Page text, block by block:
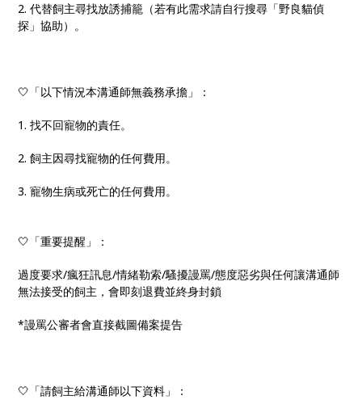
2. 代替飼主尋找放誘捕籠（若有此需求請自行搜尋「野良貓偵
探」協助）。
🤍「以下情況本溝通師無義務承擔」：
1. 找不回寵物的責任。
2. 飼主因尋找寵物的任何費用。
3. 寵物生病或死亡的任何費用。
🤍「重要提醒」：
過度要求/瘋狂訊息/情緒勒索/騷擾謾罵/態度惡劣與任何讓溝通師
無法接受的飼主，會即刻退費並終身封鎖
*謾罵公審者會直接截圖備案提告
🤍「請飼主給溝通師以下資料」：